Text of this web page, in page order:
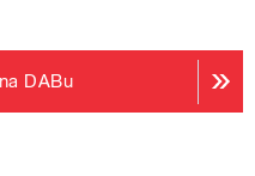
DABu